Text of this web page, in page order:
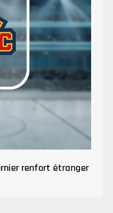
renfort étranger